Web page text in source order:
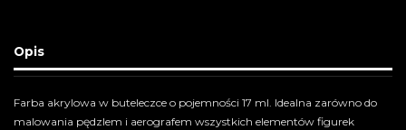
Opis
Farba akrylowa w buteleczce o pojemności 17 ml. Idealna zarówno do
malowania pędzlem i aerografem wszystkich elementów figurek